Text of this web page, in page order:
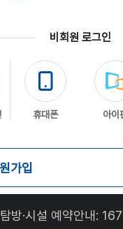
비회원 로그인
휴대폰 아이
가입
탐방·시설 예약안내: